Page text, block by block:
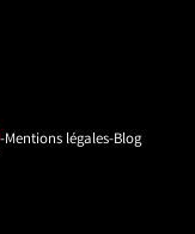
-Mentions légales-Blog